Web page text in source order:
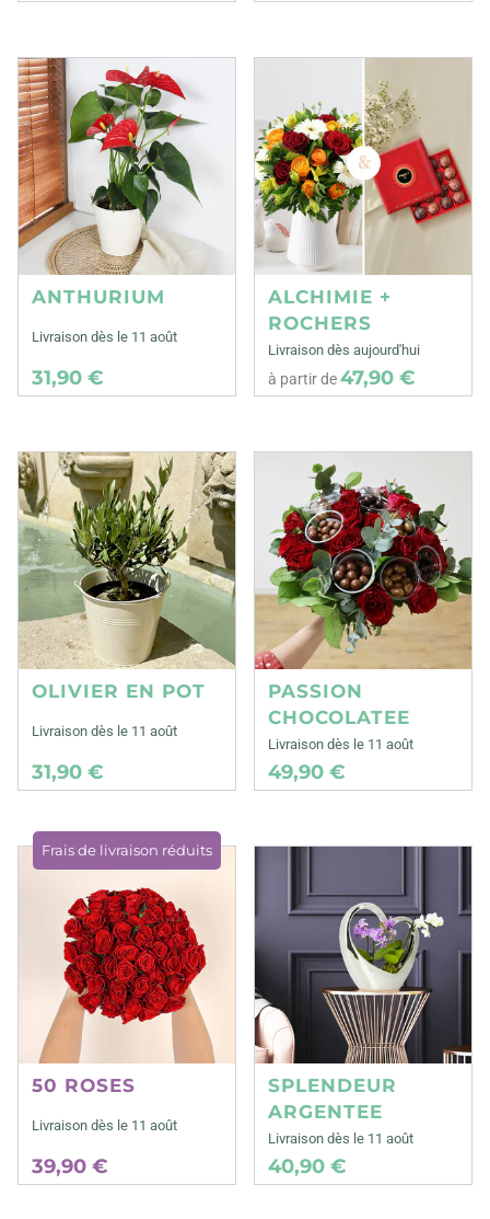
ANTHURIUM
Livraison dès le 11 août
31,90 €
ALCHIMIE +
ROCHERS
Livraison dès aujourd'hui
à partir de47,90 €
OLIVIER EN POT
Livraison dès le 11 août
31,90 €
PASSION
CHOCOLATEE
Livraison dès le 11 août
49,90 €
Frais de livraison réduits
50 ROSES
Livraison dès le 11 août
39,90 €
SPLENDEUR
ARGENTEE
Livraison dès le 11 août
40,90 €